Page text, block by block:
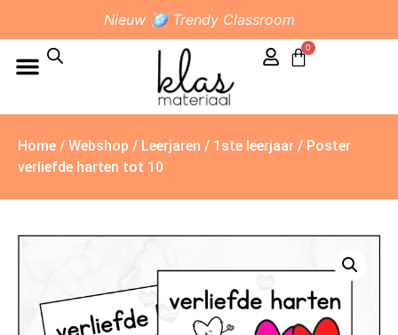
Nieuw 🪩 Trendy Classroom
0
Home / Webshop / Leerjaren / 1ste leerjaar / Poster
verliefde harten tot 10